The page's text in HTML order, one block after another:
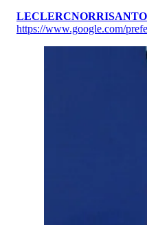
LECLERCNORRIS
https://www.google.com/